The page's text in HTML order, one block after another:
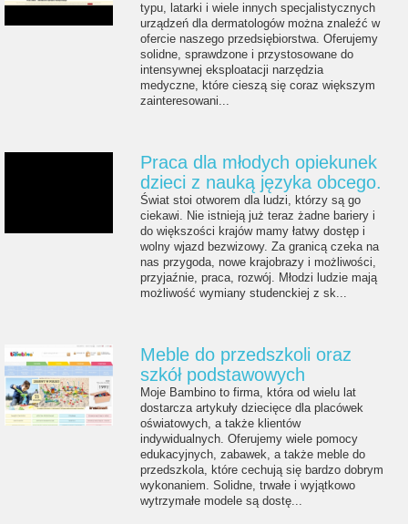
typu, latarki i wiele innych specjalistycznych
urządzeń dla dermatologów można znaleźć w
ofercie naszego przedsiębiorstwa. Oferujemy
solidne, sprawdzone i przystosowane do
intensywnej eksploatacji narzędzia
medyczne, które cieszą się coraz większym
zainteresowani...
Praca dla młodych opiekunek
dzieci z nauką języka obcego.
Świat stoi otworem dla ludzi, którzy są go
ciekawi. Nie istnieją już teraz żadne bariery i
do większości krajów mamy łatwy dostęp i
wolny wjazd bezwizowy. Za granicą czeka na
nas przygoda, nowe krajobrazy i możliwości,
przyjaźnie, praca, rozwój. Młodzi ludzie mają
możliwość wymiany studenckiej z sk...
Meble do przedszkoli oraz
szkół podstawowych
Moje Bambino to firma, która od wielu lat
dostarcza artykuły dziecięce dla placówek
oświatowych, a także klientów
indywidualnych. Oferujemy wiele pomocy
edukacyjnych, zabawek, a także meble do
przedszkola, które cechują się bardzo dobrym
wykonaniem. Solidne, trwałe i wyjątkowo
wytrzymałe modele są dostę...